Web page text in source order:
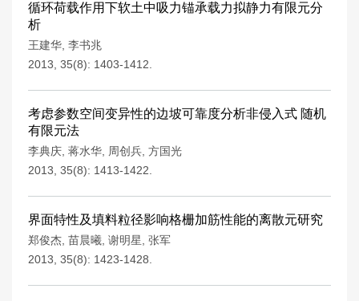
循环荷载作用下软土中吸力锚承载力拟静力有限元分
析
王建华 李书兆
2013, 35(8): 1403-1412.
考虑参数空间变异性的边坡可靠度分析非侵入式 随机
有限元法
李典庆 蒋水华 周创兵 方国光
2013, 35(8): 1413-1422.
界面特性及填料粒径影响格栅加筋性能的离散元研究
郑俊杰 苗晨曦 谢明星 张军
2013, 35(8): 1423-1428.